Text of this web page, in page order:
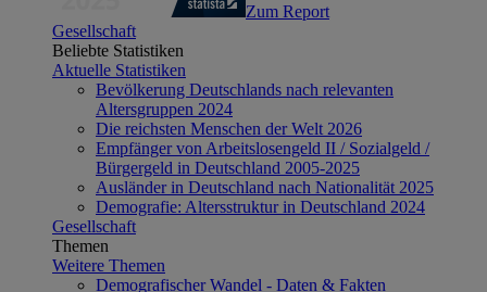
Zum Report
Gesellschaft
Beliebte Statistiken
Aktuelle Statistiken
Bevölkerung Deutschlands nach relevanten
Altersgruppen 2024
Die reichsten Menschen der Welt 2026
Empfänger von Arbeitslosengeld II / Sozialgeld /
Bürgergeld in Deutschland 2005-2025
Ausländer in Deutschland nach Nationalität 2025
Demografie: Altersstruktur in Deutschland 2024
Gesellschaft
Themen
Weitere Themen
Demografischer Wandel - Daten & Fakten